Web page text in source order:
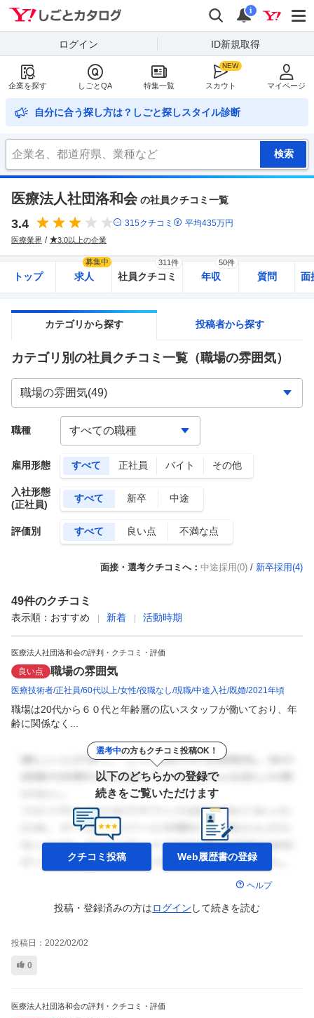
検索
通知
i
ログイン ID新規取得
企業を探す しごとQA 特集一覧 スカウト マイページ
自分に合う探し方は？しごと探しスタイル診断
医療法人社団洛和会 の社員クチコミ一覧
3.4 315クチコミ 平均435万円
医療業界 3.0以上の企業
トップ 求人
募集中
社員クチコミ
311件
年収
50件
質問 面
カテゴリから探す 投稿者から探す
カテゴリ別の社員クチコミ一覧 （職場の雰囲気）
雇用形態 すべて 正社員 バイト その他
入社形態
(正社員)
すべて 新卒 中途
評価別 すべて 良い点 不満な点
職種
面接・選考クチコミへ： 中途採用(0) / 新卒採用(4)
49件のクチコミ
表示順： おすすめ 新着 活動時期
医療法人社団洛和会の評判・クチコミ・評価
良い点 職場の雰囲気
医療技術者 正社員 60代以上 女性 役職なし 現職 中途入社 既婚 2021年頃
職場は20代から６０代と年齢層の広いスタッフが働いており、年
齢に関係なく...
選考中の方もクチコミ投稿OK！
以下のどちらかの登録で
続きをご覧いただけます
クチコミ投稿 Web履歴書の登録
ヘルプ
投稿・登録済みの方はログイン して続きを読む
投稿日： 2022/02/02
0
医療法人社団洛和会の評判・クチコミ・評価